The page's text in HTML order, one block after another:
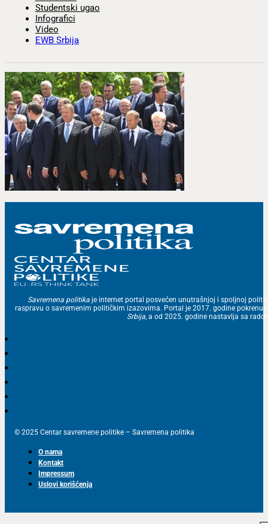
Studentski ugao
Infografici
Video
EWB Srbija
Savremena politika je internet portal posvećen unutrašnjoj i spoljnoj
raspravu o savremenim političkim izazovima. Portal je 2017. godine
Srbija, a od 2025. godine nastavlja sa
© 2025 Centar savremene politike – Savremena politika
O nama
Kontakt
Impressum
Uslovi korišćenja